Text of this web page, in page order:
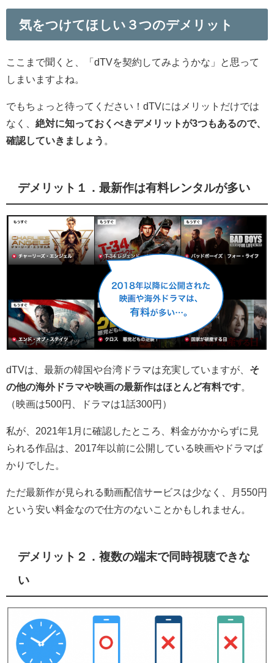
気をつけてほしい３つのデメリット
ここまで聞くと、「dTVを契約してみようかな」と思って
しまいますよね。
でもちょっと待ってください！ dTVにはメリットだけでは
なく、 絶対に知っておくべきデメリットが3つもあるので、
確認していきましょう
デメリット１．最新作は有料レンタルが多い
dTVは、 最新の韓国や台湾ドラマは充実していますが、 そ
の他の海外ドラマや映画の最新作はほとんど有料です
（映画は500円、ドラマは1話300円）
私が、2021年1月に確認したところ、料金がかからずに見
られる作品は、2017年以前に公開している映画やドラマば
かりでした。
ただ最新作が見られる動画配信サービスは少なく、月550円
という安い料金なので仕方のないことかもしれません。
デメリット２．複数の端末で同時視聴できな
い